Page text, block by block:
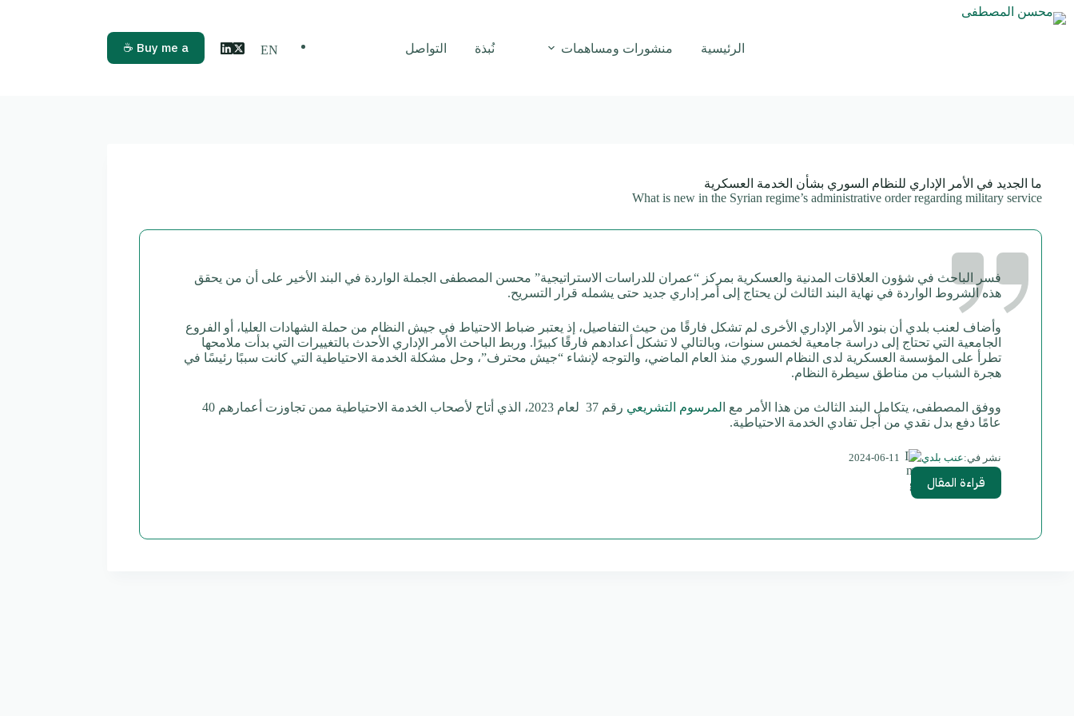
إلى
الرئيسية منشورات ومساهمات نُبذة التواصل EN
Buy me a ☕
ما الجديد في الأمر الإداري للنظام السوري بشأن الخدمة العسكرية
What is new in the Syrian regime’s administrative order regarding military service
فسر الباحث في شؤون العلاقات المدنية والعسكرية بمركز “عمران للدراسات الاستراتيجية” محسن المصطفى الجملة الواردة في البند الأخير على أن من يحقق
هذه الشروط الواردة في نهاية البند الثالث لن يحتاج إلى أمر إداري جديد حتى يشمله قرار التسريح.
وأضاف لعنب بلدي أن بنود الأمر الإداري الأخرى لم تشكل فارقًا من حيث التفاصيل، إذ يعتبر ضباط الاحتياط في جيش النظام من حملة الشهادات العليا، أو الفروع
الجامعية التي تحتاج إلى دراسة جامعية لخمس سنوات، وبالتالي لا تشكل أعدادهم فارقًا كبيرًا. وربط الباحث الأمر الإداري الأحدث بالتغييرات التي بدأت ملامحها
تطرأ على المؤسسة العسكرية لدى النظام السوري منذ العام الماضي، والتوجه لإنشاء “جيش محترف”، وحل مشكلة الخدمة الاحتياطية التي كانت سببًا رئيسًا في
هجرة الشباب من مناطق سيطرة النظام.
ووفق المصطفى، يتكامل البند الثالث من هذا الأمر مع ا لمرسوم التشريعي
رقم 37 لعام 2023، الذي أتاح لأصحاب الخدمة الاحتياطية ممن تجاوزت أعمارهم 40
عامًا دفع بدل نقدي من أجل تفادي الخدمة الاحتياطية.
نشر في:عنب بلدي 2024-06-11
قراءة المقال